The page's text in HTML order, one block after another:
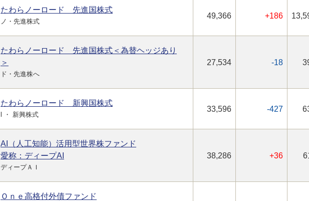
たわらノーロード 先進国株式
ノ・先進株式
49,366 +186
たわらノーロード 先進国株式＜為替ヘッジあり
＞
ド・先進株へ
27,534 -18
たわらノーロード 新興国株式
l ・ 新興株式
33,596 -427
AI（人工知能）活用型世界株ファンド
愛称：ディープAI
ディープＡＩ
38,286 +36
Ｏｎｅ高格付外債ファンド